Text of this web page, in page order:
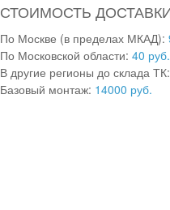
СТОИМОСТЬ
По Москве (в пределах МКАД):
По Московской области: 40
В другие регионы до склада ТК:
Базовый монтаж: 14000 руб.